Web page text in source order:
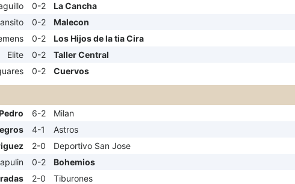
0-2
La Cancha
0-2
Malecon
0-2
Los Hijos de la tia Cira
Elite
0-2
Taller Central
0-2 Cuervos
6-2
Milan
4-1
Astros
2-0
Deportivo San Jose
0-2
Bohemios
2-0
Tiburones